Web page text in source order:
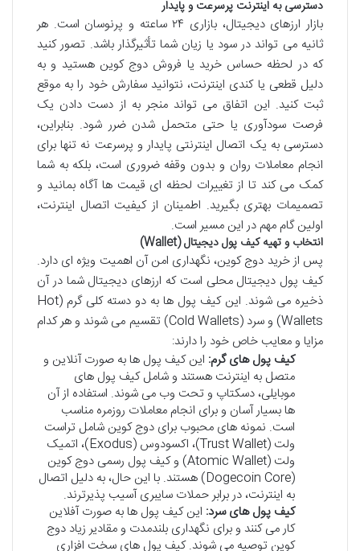
دسترسی به اینترنت پرسرعت و پایدار
بازار ارزهای دیجیتال، بازاری ۲۴ ساعته و پرنوسان است. هر
ثانیه می تواند در سود یا زیان شما تأثیرگذار باشد. تصور کنید
که در لحظه حساس خرید یا فروش دوج کوین هستید و به
دلیل قطعی یا کندی اینترنت، نتوانید سفارش خود را به موقع
ثبت کنید. این اتفاق می تواند منجر به از دست دادن یک
فرصت سودآوری یا حتی متحمل شدن ضرر شود. بنابراین،
دسترسی به یک اتصال اینترنتی پایدار و پرسرعت نه تنها برای
انجام معاملات روان و بدون وقفه ضروری است، بلکه به شما
کمک می کند تا از تغییرات لحظه ای قیمت ها آگاه بمانید و
تصمیمات بهتری بگیرید. اطمینان از کیفیت اتصال اینترنت،
اولین گام مهم در این مسیر است.
انتخاب و تهیه کیف پول دیجیتال (Wallet)
پس از خرید دوج کوین، نگهداری امن آن اهمیت ویژه ای دارد.
کیف پول دیجیتال محلی است که ارزهای دیجیتال شما در آن
ذخیره می شوند. این کیف پول ها به دو دسته کلی گرم (Hot
Wallets) و سرد (Cold Wallets) تقسیم می شوند و هر کدام
مزایا و معایب خاص خود را دارند:
کیف پول های گرم: این کیف پول ها به صورت آنلاین و
متصل به اینترنت هستند و شامل کیف پول های
موبایلی، دسکتاپ و تحت وب می شوند. استفاده از آن
ها بسیار آسان و برای انجام معاملات روزمره مناسب
است. نمونه های محبوب برای دوج کوین شامل تراست
ولت (Trust Wallet)، اکسودوس (Exodus)، اتمیک
ولت (Atomic Wallet) و کیف پول رسمی دوج کوین
(Dogecoin Core) هستند. با این حال، به دلیل اتصال
به اینترنت، در برابر حملات سایبری آسیب پذیرترند.
کیف پول های سرد: این کیف پول ها به صورت آفلاین
کار می کنند و برای نگهداری بلندمدت و مقادیر زیاد دوج
کوین توصیه می شوند. کیف پول های سخت افزاری